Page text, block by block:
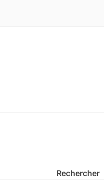
Rechercher